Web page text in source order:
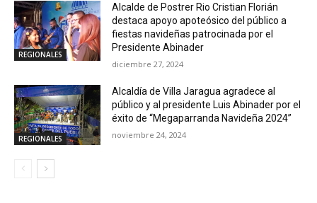
REGIONALES
Alcalde de Postrer Rio Cristian Florián
destaca apoyo apoteósico del público a
fiestas navideñas patrocinada por el
Presidente Abinader
diciembre 27, 2024
REGIONALES
Alcaldía de Villa Jaragua agradece al
público y al presidente Luis Abinader por el
éxito de “Megaparranda Navideña 2024”
noviembre 24, 2024